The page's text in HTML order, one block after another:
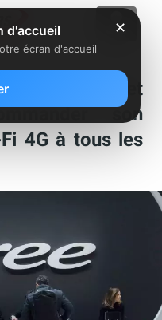
permet
son
4G à tous les
✕
d'accueil
écran d'accueil